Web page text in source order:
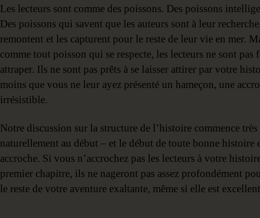
Les lecteurs sont comme des poissons. Des poissons
Des poissons qui savent que les auteurs sont à leur
remontent et les capturent pour le reste de leur vie en mer.
comme tout poisson qui se respecte, les lecteurs ne sont pas
attraper. Ils ne sont pas prêts à se laisser attirer par votre
moins que vous ne leur ayez présenté un hameçon, une
irrésistible.
Notre discussion sur la structure de l’histoire commence très
naturellement au début – et le début de toute bonne histoire
accroche. Si vous n’accrochez pas les lecteurs à votre
premier chapitre, ils ne nageront pas assez profondément
le reste de votre aventure exaltante, même si elle est